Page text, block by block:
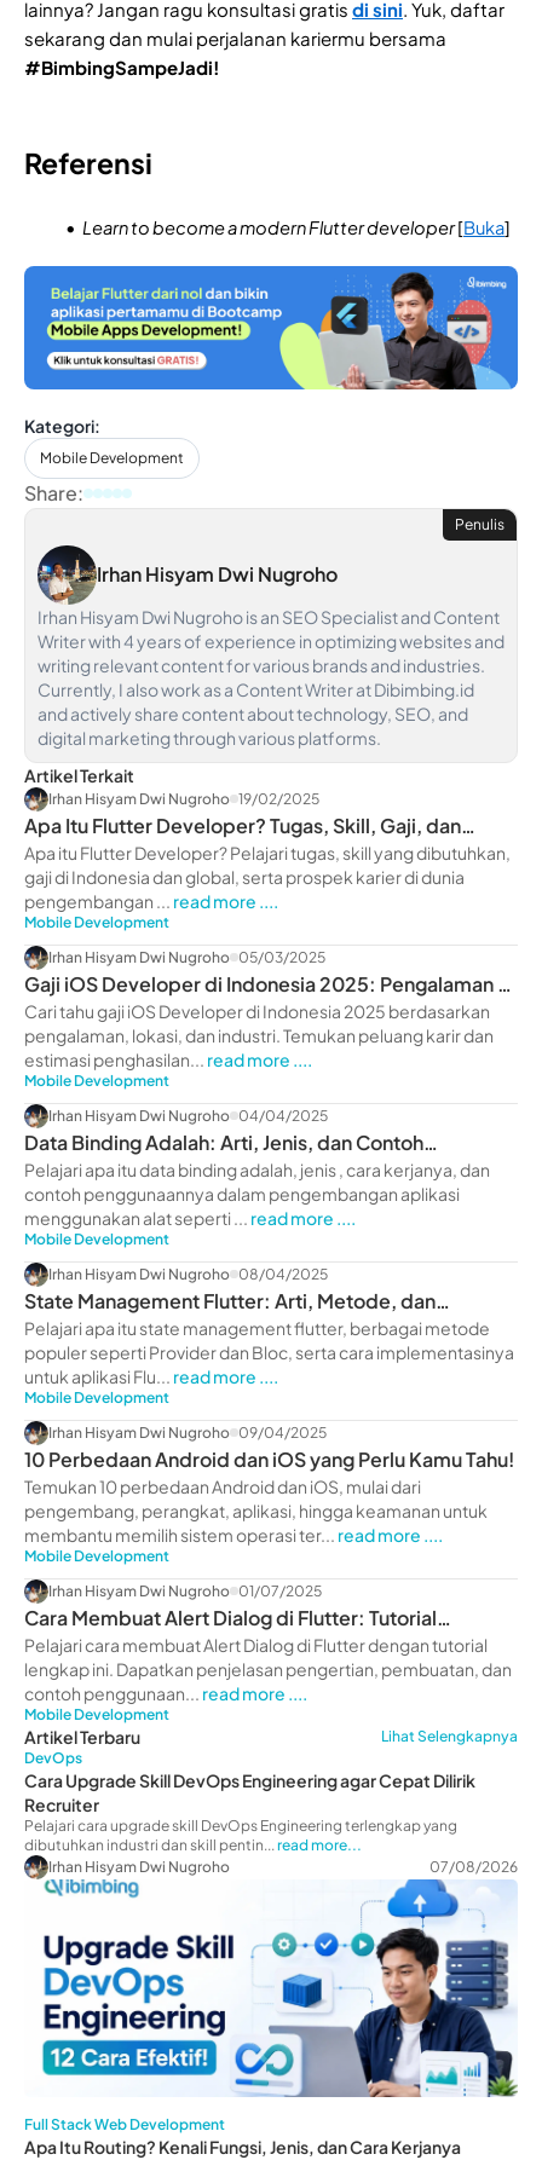
lainnya? Jangan ragu konsultasi gratis di sini. Yuk, daftar
sekarang dan mulai perjalanan kariermu bersama
#BimbingSampeJadi!
Referensi
Learn to become a modern Flutter developer[Buka]
Kategori:
Mobile Development
Share:
Penulis
Irhan Hisyam Dwi Nugroho
Irhan Hisyam Dwi Nugroho is an SEO Specialist and Content
Writer with 4 years of experience in optimizing websites and
writing relevant content for various brands and industries.
Currently, I also work as a Content Writer at Dibimbing.id
and actively share content about technology, SEO, and
digital marketing through various platforms.
Artikel Terkait
Irhan Hisyam Dwi Nugroho 19/02/2025
Apa Itu Flutter Developer? Tugas, Skill, Gaji, dan
Karier
Apa itu Flutter Developer? Pelajari tugas, skill yang dibutuhkan,
gaji di Indonesia dan global, serta prospek karier di dunia
pengembangan ... read more ....
Mobile Development
Irhan Hisyam Dwi Nugroho 05/03/2025
Gaji iOS Developer di Indonesia 2025: Pengalaman &
Lokasi
Cari tahu gaji iOS Developer di Indonesia 2025 berdasarkan
pengalaman, lokasi, dan industri. Temukan peluang karir dan
estimasi penghasilan... read more ....
Mobile Development
Irhan Hisyam Dwi Nugroho 04/04/2025
Data Binding Adalah: Arti, Jenis, dan Contoh
Penggunaan
Pelajari apa itu data binding adalah, jenis , cara kerjanya, dan
contoh penggunaannya dalam pengembangan aplikasi
menggunakan alat seperti ... read more ....
Mobile Development
Irhan Hisyam Dwi Nugroho 08/04/2025
State Management Flutter: Arti, Metode, dan
Implementasi
Pelajari apa itu state management flutter, berbagai metode
populer seperti Provider dan Bloc, serta cara implementasinya
untuk aplikasi Flu... read more ....
Mobile Development
Irhan Hisyam Dwi Nugroho 09/04/2025
10 Perbedaan Android dan iOS yang Perlu Kamu Tahu!
Temukan 10 perbedaan Android dan iOS, mulai dari
pengembang, perangkat, aplikasi, hingga keamanan untuk
membantu memilih sistem operasi ter... read more ....
Mobile Development
Irhan Hisyam Dwi Nugroho 01/07/2025
Cara Membuat Alert Dialog di Flutter: Tutorial
Lengkap
Pelajari cara membuat Alert Dialog di Flutter dengan tutorial
lengkap ini. Dapatkan penjelasan pengertian, pembuatan, dan
contoh penggunaan... read more ....
Mobile Development
Artikel Terbaru
Lihat Selengkapnya
DevOps
Cara Upgrade Skill DevOps Engineering agar Cepat Dilirik
Recruiter
Pelajari cara upgrade skill DevOps Engineering terlengkap yang
dibutuhkan industri dan skill pentin... read more...
Irhan Hisyam Dwi Nugroho
07/08/2026
Full Stack Web Development
Apa Itu Routing? Kenali Fungsi, Jenis, dan Cara Kerjanya